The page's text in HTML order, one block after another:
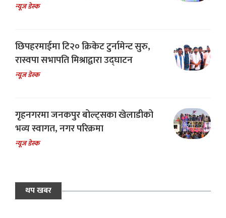
न्यूज डेस्क
छिपहरमाईमा टि२० क्रिकेट टुर्नामेन्ट सुरु,
रास्वपा सभापति मिश्राद्वारा उद्घाटन
न्यूज डेस्क
गृहनगरमा जनकपुर बोल्ट्सका खेलाडीको
भव्य स्वागत, नगर परिक्रमा
न्यूज डेस्क
थप खबर